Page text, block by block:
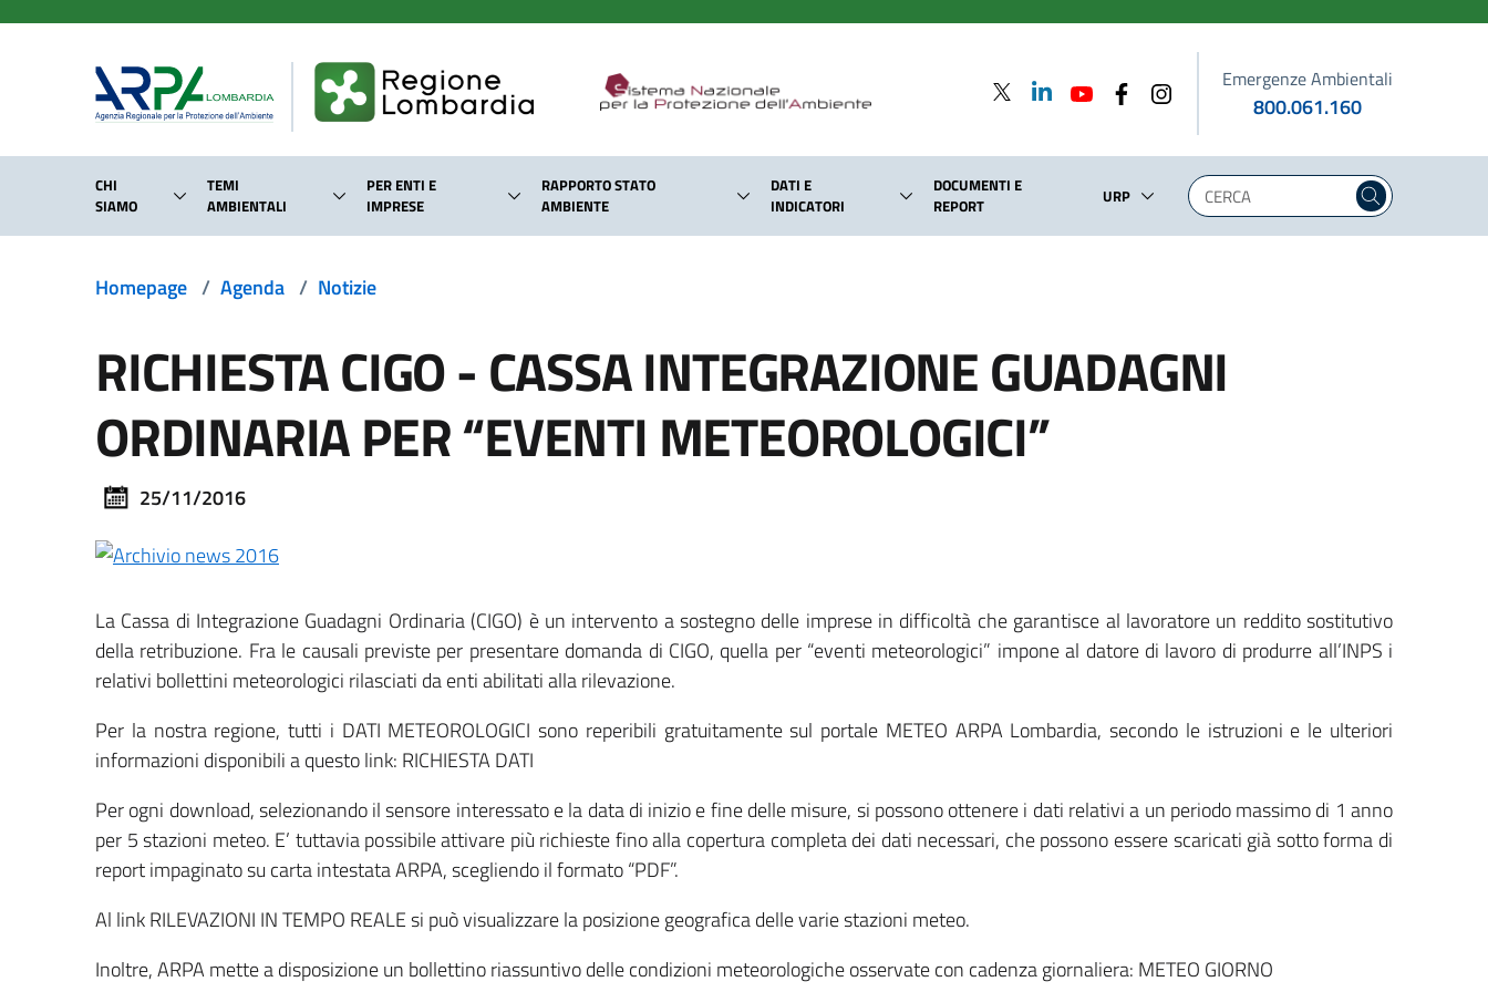
Emergenze Ambientali
800.061.160
CHI
SIAMO
TEMI
AMBIENTALI
PER ENTI E
IMPRESE
RAPPORTO STATO
AMBIENTE
DATI E
INDICATORI
DOCUMENTI E
REPORT
URP
Homepage / Agenda / Notizie
RICHIESTA CIGO - CASSA INTEGRAZIONE GUADAGNI
ORDINARIA PER “EVENTI METEOROLOGICI”
25/11/2016
La Cassa di Integrazione Guadagni Ordinaria (CIGO) è un intervento a sostegno delle imprese in difficoltà che garantisce al lavoratore un reddito sostitutivo
della retribuzione. Fra le causali previste per presentare domanda di CIGO, quella per “eventi meteorologici” impone al datore di lavoro di produrre all’INPS i
relativi bollettini meteorologici rilasciati da enti abilitati alla rilevazione.
Per la nostra regione, tutti i DATI METEOROLOGICI sono reperibili gratuitamente sul portale METEO ARPA Lombardia, secondo le istruzioni e le ulteriori
informazioni disponibili a questo link: RICHIESTA DATI
Per ogni download, selezionando il sensore interessato e la data di inizio e fine delle misure, si possono ottenere i dati relativi a un periodo massimo di 1 anno
per 5 stazioni meteo. E’ tuttavia possibile attivare più richieste fino alla copertura completa dei dati necessari, che possono essere scaricati già sotto forma di
report impaginato su carta intestata ARPA, scegliendo il formato “PDF”.
Al link RILEVAZIONI IN TEMPO REALE si può visualizzare la posizione geografica delle varie stazioni meteo.
Inoltre, ARPA mette a disposizione un bollettino riassuntivo delle condizioni meteorologiche osservate con cadenza giornaliera: METEO GIORNO